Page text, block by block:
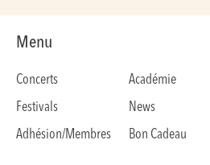
Menu
Concerts Académie
Festivals
News
Adhésion/Membres
Bon Cadeau